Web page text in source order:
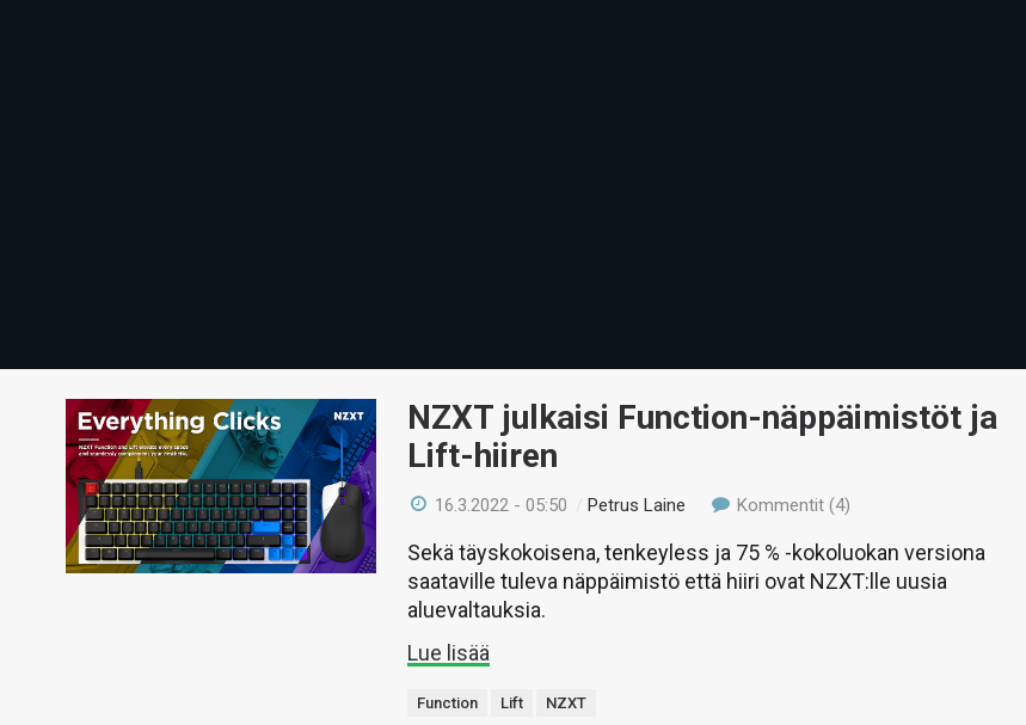
NZXT julkaisi Function-näppäimistöt ja
Lift-hiiren
16.3.2022 - 05:50 /Petrus Laine Kommentit (4)
Sekä täyskokoisena, tenkeyless ja 75 % -kokoluokan versiona
saataville tuleva näppäimistö että hiiri ovat NZXT:lle uusia
aluevaltauksia.
Lue lisää
Function Lift NZXT